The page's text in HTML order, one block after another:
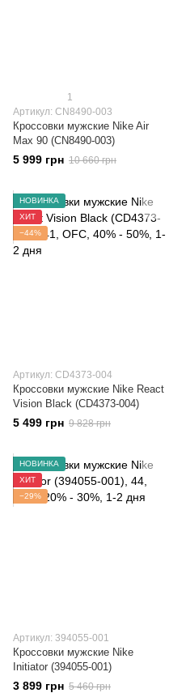
1
Артикул: CN8490-003
Кроссовки мужские Nike Air
Max 90 (CN8490-003)
5 999 грн 10 660 грн
НОВИНКА
ХИТ
−44%
Артикул: CD4373-004
Кроссовки мужские Nike React
Vision Black (CD4373-004)
5 499 грн 9 828 грн
НОВИНКА
ХИТ
−29%
Артикул: 394055-001
Кроссовки мужские Nike
Initiator (394055-001)
3 899 грн 5 460 грн